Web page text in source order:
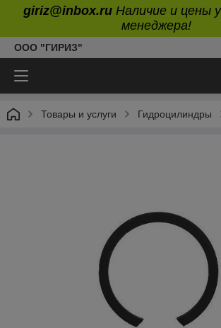
giriz@inbox.ru Наличие и цены
менеджера!
ООО "ГИРИЗ"
Товары и услуги Гидроцилиндры